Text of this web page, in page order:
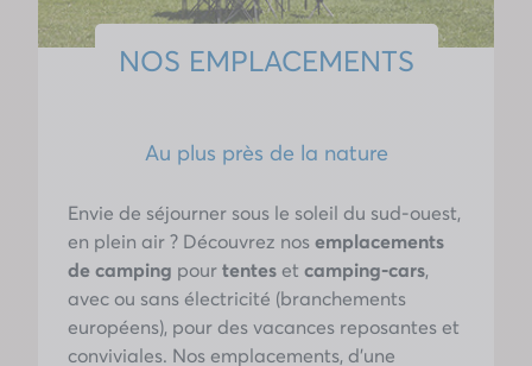
NOS EMPLACEMENTS
Au plus près de la nature
Envie de séjourner sous le soleil du sud-ouest,
en plein air ? Découvrez nosemplacements
de camping pourtentes et camping-cars,
avec ou sans électricité (branchements
européens), pour des vacances reposantes et
conviviales. Nos emplacements, d’une